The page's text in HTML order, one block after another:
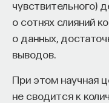
чувствительного)
о сотнях слияний
о данных,
выводов.
При этом научная
не сводится к
Внеси